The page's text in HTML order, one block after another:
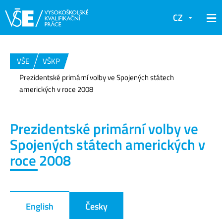
CZ
VŠE
VŠKP
Prezidentské primární volby ve Spojených státech
amerických v roce 2008
Prezidentské primární volby ve
Spojených státech amerických v
roce 2008
English Česky